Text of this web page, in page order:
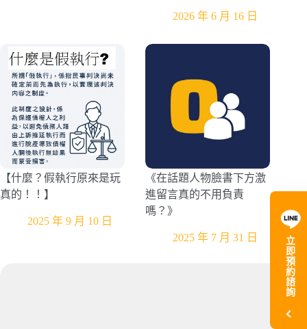
立
即
預
約
諮
詢
2026 年 6 月 16 日
【什麼？假執行原來是玩
真的！！】
2025 年 9 月 10 日
《在話題人物臉書下方激
進留言真的不用負責
嗎？》
2025 年 7 月 31 日